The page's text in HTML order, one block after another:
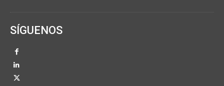
SÍGUENOS